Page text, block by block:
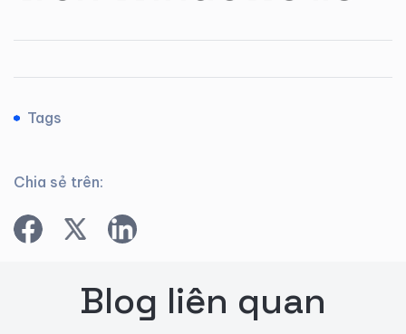
Tags
Chia sẻ trên:
Blog liên quan